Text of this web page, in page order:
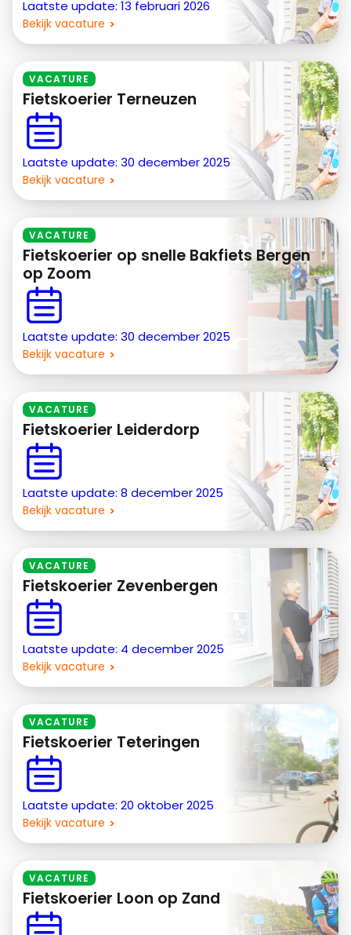
Laatste update: 13 februari 2026
Bekijk vacature
VACATURE
Fietskoerier Terneuzen
Laatste update: 30 december 2025
Bekijk vacature
VACATURE
Fietskoerier op snelle Bakfiets Bergen
op Zoom
Laatste update: 30 december 2025
Bekijk vacature
VACATURE
Fietskoerier Leiderdorp
Laatste update: 8 december 2025
Bekijk vacature
VACATURE
Fietskoerier Zevenbergen
Laatste update: 4 december 2025
Bekijk vacature
VACATURE
Fietskoerier Teteringen
Laatste update: 20 oktober 2025
Bekijk vacature
VACATURE
Fietskoerier Loon op Zand